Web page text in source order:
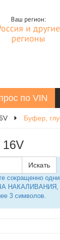
Ваш регион:
и другие
регионы
по VIN
Буфер,
Искать
сокращенно
3 символов.